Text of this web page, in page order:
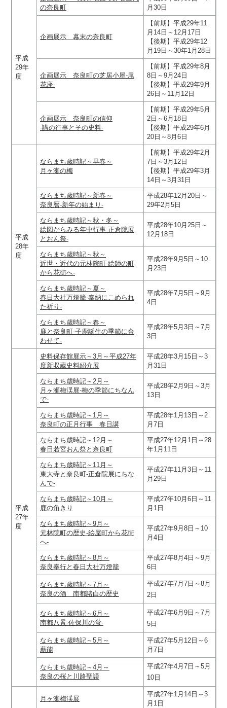
平成
29年
度
の奈良町
月30日
企画展示 幕末の奈良町
【前期】平成29年11
月14日～12月17日
【後期】平成29年12
月19日～30年1月28日
企画展示 奈良町の芝居小屋-尾
花座-
【前期】平成29年8月
8日～9月24日
【後期】平成29年9月
26日～11月12日
企画展示 奈良町の信仰
‐講の行事とその史料‐
【前期】平成29年5月
2日～6月18日
【後期】平成29年6月
20日～8月6日
平成
28年
度
ならまち歳時記～早春～
月ヶ瀬の梅
【前期】平成29年2月
7日～3月12日
【後期】平成29年3月
14日～3月31日
ならまち歳時記～新春～
奈良暦‐新年の始まり‐
平成28年12月20日～
29年2月5日
ならまち歳時記～秋・冬～
絵図からみる年中行事‐正倉院展
とおん祭‐
平成28年10月25日～
12月18日
ならまち歳時記～秋～
近世・近代の元林院町‐絵師の町
から花街へ‐
平成28年9月5日～10
月23日
ならまち歳時記～夏～
春日大社万燈籠‐奉納にこめられ
た祈り‐
平成28年7月5日～9月
4日
ならまち歳時記～春～
鹿と奈良町‐子鹿誕生の季節に合
わせて‐
平成28年5月3日～7月
3日
平成
27年
度
史料保存館展示～3月～平成27年
度新収蔵史料紹介展
平成28年3月15日～3
月31日
ならまち歳時記～2月～
月ヶ瀬梅渓展‐梅の季節にちなん
で‐
平成28年2月9日～3月
13日
ならまち歳時記～1月～
奈良町の正月行事 春日講
平成28年1月13日～2
月7日
ならまち歳時記～12月～
春日若宮おん祭と奈良町
平成27年12月1日～28
年1月11日
ならまち歳時記～11月～
東大寺と奈良町‐正倉院展にちな
んで‐
平成27年11月3日～11
月29日
ならまち歳時記～10月～
鹿の角きり
平成27年10月6日～11
月1日
ならまち歳時記～9月～
元林院町の歴史‐絵屋町から花街
へ‐
平成27年9月8日～10
月4日
ならまち歳時記～8月～
奈良奉行と春日大社万燈籠
平成27年8月4日～9月
6日
ならまち歳時記～7月～
奈良の酒 南都諸白の歴史
平成27年7月7日～8月
2日
ならまち歳時記～6月～
南都八景‐佐保川の蛍‐
平成27年6月9日～7月
5日
ならまち歳時記～5月～
薪能
平成27年5月12日～6
月7日
ならまち歳時記～4月～
奈良の桜と川路聖謨
平成27年4月7日～5月
10日
月ヶ瀬梅渓展
平成27年1月14日～3
月1日